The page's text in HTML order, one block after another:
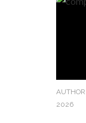
AUTHOR:
2026